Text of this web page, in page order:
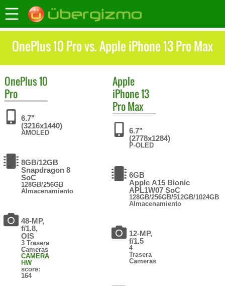
OnePlus 10 Pro vs. Apple iPhone 13 Pro Max
OnePlus10
Pro
6.7"
(3216x1440)
AMOLED
8GB/12GB
Snapdragon 8
SoC
128GB/256GB
Almacenamiento
48-MP,
f/1.8,
OIS
3 Trasera
Cameras
CAMERA
HW
score:
164
Apple
iPhone 13
Pro Max
6.7"
(2778x1284)
P-OLED
6GB
Apple A15 Bionic
APL1W07 SoC
128GB/256GB/512GB/1024GB
Almacenamiento
12-MP,
f/1.5
4
Trasera
Cameras